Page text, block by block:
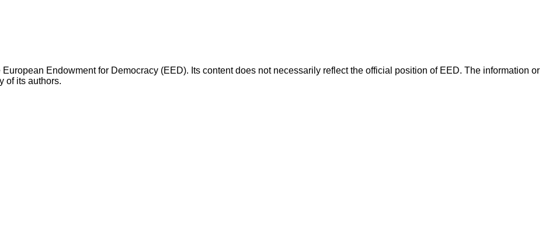
Endowment for Democracy (EED). Its content does not necessarily reflect the official position of EED. The information or
of its authors.